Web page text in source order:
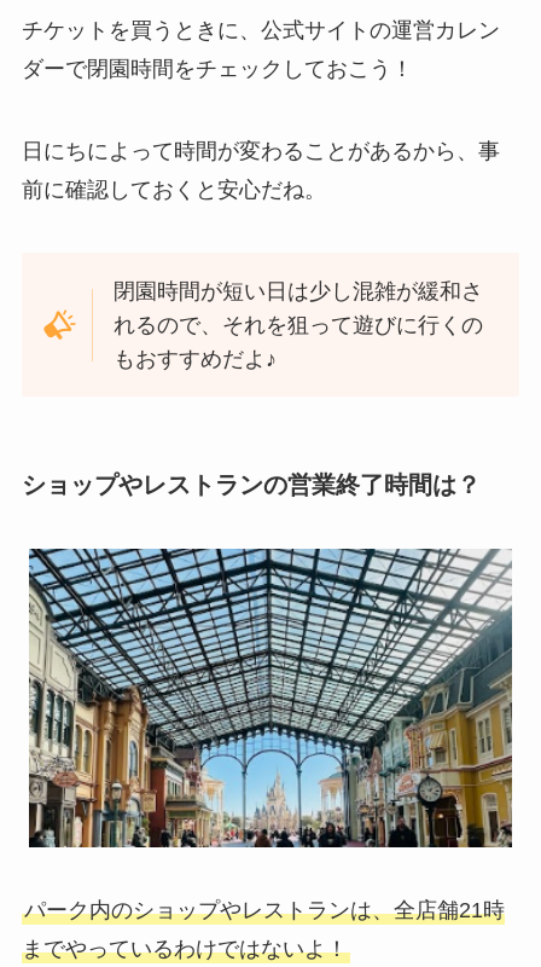
チケットを買うときに、公式サイトの運営カレン
ダーで閉園時間をチェックしておこう！
日にちによって時間が変わることがあるから、事
前に確認しておくと安心だね。
閉園時間が短い日は少し混雑が緩和さ
れるので、それを狙って遊びに行くの
もおすすめだよ♪
ショップやレストランの営業終了時間は？
パーク内のショップやレストランは、全店舗21時
までやっているわけではないよ！